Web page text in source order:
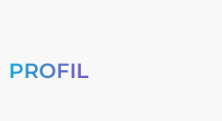
PROFIL